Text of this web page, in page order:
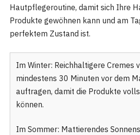
Hautpflegeroutine, damit sich Ihre
Produkte gewöhnen kann und am
perfektem Zustand ist.
Im Winter: Reichhaltigere Cremes
mindestens 30 Minuten vor dem
auftragen, damit die Produkte
können.
Im Sommer: Mattierendes